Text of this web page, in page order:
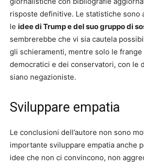
risposte definitive. Le statistiche sono
le idee di Trump e del suo gruppo di
sembrerebbe che vi sia cautela
gli schieramenti, mentre solo le
democratici e dei conservatori, con le
siano negazioniste.
Sviluppare empatia
Le conclusioni dell’autore non sono
importante sviluppare empatia anche
idee che non ci convincono, non